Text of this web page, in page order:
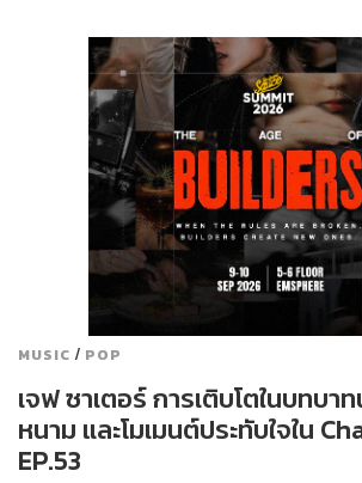
MUSIC / POP
เจฟ ซาเตอร์ การเติบโตในบทบา
หนาม และโมเมนต์ประทับใจใน
EP.53